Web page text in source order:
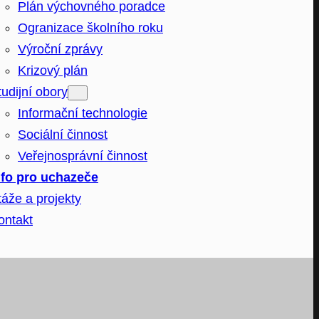
Plán výchovného poradce
Ogranizace školního roku
Výroční zprávy
Krizový plán
obory
Informační technologie
Sociální činnost
Veřejnosprávní činnost
pro uchazeče
a projekty